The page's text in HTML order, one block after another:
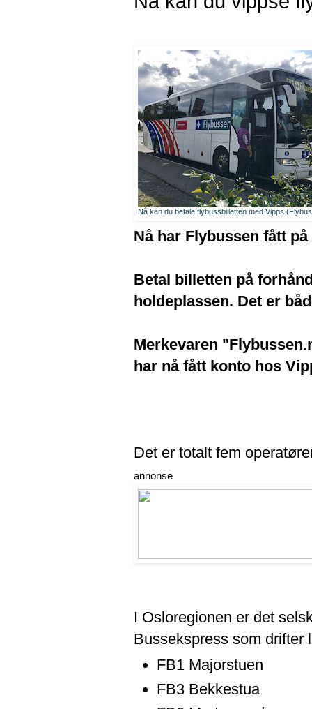
Nå kan du betale flybussbilletten med Vipps
Nå har Flybussen fått
Betal billetten på
holdeplassen. Det er
Merkevaren
har nå fått konto hos
Det er totalt fem
annonse
I Osloregionen er det
Bussekspress som drifter
FB1 Majorstuen
FB3 Bekkestua